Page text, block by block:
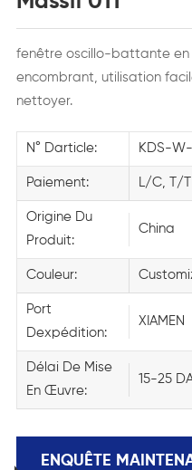
fenêtre oscillo-battante en
encombrant, utilisation
nettoyer.
N° Darticle: KDS-
Paiement: L/C, T/T
Origine Du
Produit:
China
Couleur:
Port
Dexpédition:
XIAMEN
Délai De Mise
En Œuvre:
15-25
ENQUÊTE